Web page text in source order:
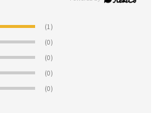
(1)
(0)
(0)
(0)
(0)